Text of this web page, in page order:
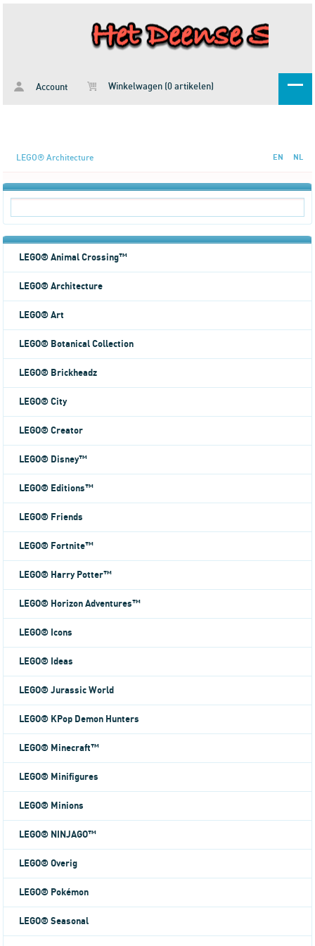
Account Winkelwagen (0 artikelen)
LEGO® Architecture EN NL
LEGO® Animal Crossing™
LEGO® Architecture
LEGO® Art
LEGO® Botanical Collection
LEGO® Brickheadz
LEGO® City
LEGO® Creator
LEGO® Disney™
LEGO® Editions™
LEGO® Friends
LEGO® Fortnite™
LEGO® Harry Potter™
LEGO® Horizon Adventures™
LEGO® Icons
LEGO® Ideas
LEGO® Jurassic World
LEGO® KPop Demon Hunters
LEGO® Minecraft™
LEGO® Minifigures
LEGO® Minions
LEGO® NINJAGO™
LEGO® Overig
LEGO® Pokémon
LEGO® Seasonal